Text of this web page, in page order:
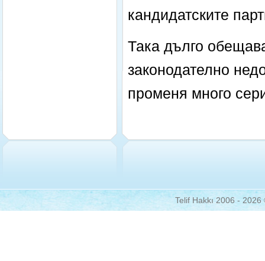
кандидатските
Така дълго
законодателно
променя много
Telif Hakkı 2006 -